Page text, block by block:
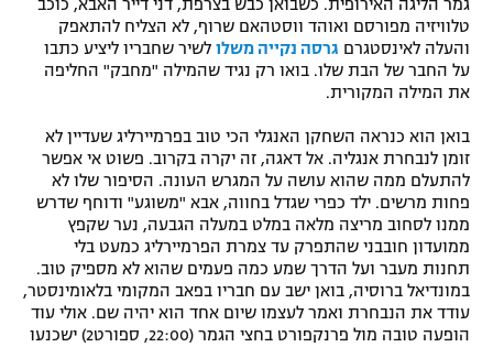
תנאי שימוש
מדיניות פרטיות
תקנון פעילות ספורט 1
רשיון להקרנה פומבית לבית עסק
הצטרפות לחבילת הערוצים
לוח דרושים – ג'ובנט
אומנויות לחימה
גיימינג E-Sports
גמר הליגה האירופית. כשבואן כבש בצרפת, דני דייר האבא, כוכב
טלוויזיה מפורסם ואוהד ווסטהאם שרוף, לא הצליח להתאפק
והעלה לאינסטגרם גרסה נקייה משלו לשיר שחבריו ליציע כתבו
על החבר של הבת שלו. בואו רק נגיד שהמילה "מחבק" החליפה
את המילה המקורית.
בואן הוא כנראה השחקן האנגלי הכי טוב בפרמיירליג שעדיין לא
זומן לנבחרת אנגליה. אל דאגה, זה יקרה בקרוב. פשוט אי אפשר
להתעלם ממה שהוא עושה על המגרש העונה. הסיפור שלו לא
פחות מרשים. ילד כפרי שגדל בחווה, אבא "משוגע" ודוחף שדרש
ממנו לסחוב מריצה מלאה במלט במעלה הגבעה, נער שקפץ
ממועדון חובבני שהתפרק עד צמרת הפרמיירליג כמעט בלי
תחנות מעבר ועל הדרך שמע כמה פעמים שהוא לא מספיק טוב.
במונדיאל ברוסיה, בואן ישב עם חבריו בפאב המקומי בלאומינסטר,
עודד את הנבחרת ואמר לעצמו שיום אחד הוא יהיה שם. אולי עוד
הופעה טובה מול פרנקפורט בחצי הגמר (22:00, ספורט2) ישכנעו